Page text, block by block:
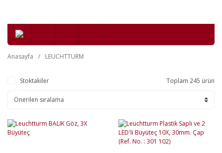
Anasayfa LEUCHTTURM
Stoktakiler Toplam 245 ürün